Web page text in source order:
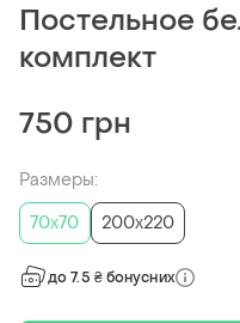
Постельное
комплект
750 грн
Размеры:
70x70
200x220
до 7.5 ₴ бонусних